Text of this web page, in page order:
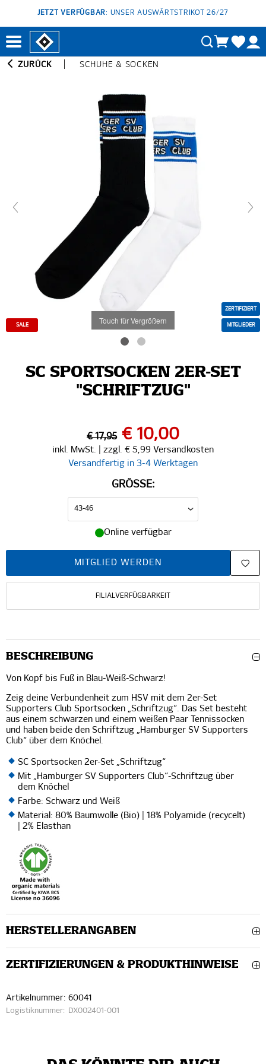
JETZT VERFÜGBAR: UNSER AUSWÄRTSTRIKOT 26/27
ZURÜCK SCHUHE & SOCKEN
Touch für Vergrößern
SALE
ZERTIFIZIERT
MITGLIEDER
SC SPORTSOCKEN 2ER-SET
"SCHRIFTZUG"
€ 17,95 € 10,00
inkl. MwSt. | zzgl. € 5,99 Versandkosten
Versandfertig in 3-4 Werktagen
GRÖSSE:
Online verfügbar
MITGLIED WERDEN
FILIALVERFÜGBARKEIT
BESCHREIBUNG
Von Kopf bis Fuß in Blau-Weiß-Schwarz!
Zeig deine Verbundenheit zum HSV mit dem 2er-Set
Supporters Club Sportsocken „Schriftzug“. Das Set besteht
aus einem schwarzen und einem weißen Paar Tennissocken
und haben beide den Schriftzug „Hamburger SV Supporters
Club“ über dem Knöchel.
SC Sportsocken 2er-Set „Schriftzug“
Mit „Hamburger SV Supporters Club“-Schriftzug über
dem Knöchel
Farbe: Schwarz und Weiß
Material: 80% Baumwolle (Bio) | 18% Polyamide (recycelt)
| 2% Elasthan
HERSTELLERANGABEN
ZERTIFIZIERUNGEN & PRODUKTHINWEISE
Artikelnummer: 60041
Logistiknummer: DX002401-001